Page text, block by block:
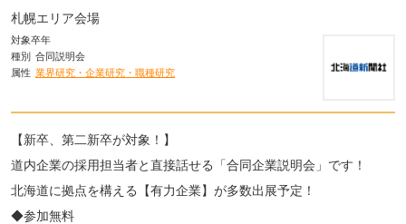
札幌エリア会場
対象卒年
種別 合同説明会
属性 業界研究・企業研究・職種研究
【新卒、第二新卒が対象！】
道内企業の採用担当者と直接話せる「合同企業説明会」です！
北海道に拠点を構える【有力企業】が多数出展予定！
◆参加無料